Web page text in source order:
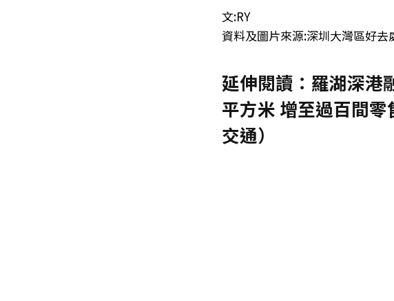
文:RY
資料及圖片來源:深圳大灣區好去
延伸閱讀：羅湖深港
平方米 增至過百間
交通）